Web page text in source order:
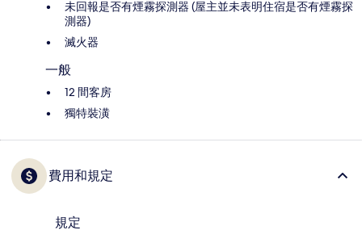
未回報是否有煙霧探測器 (屋主並未表明住宿是否有煙霧探
測器)
滅火器
一般
12 間客房
獨特裝潢
費用和規定
規定